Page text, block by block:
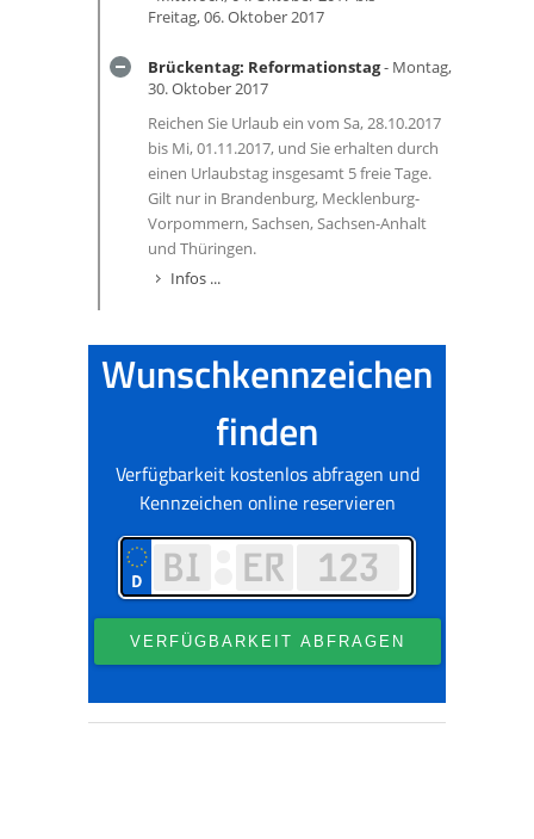
Freitag, 06. Oktober 2017
Brückentag: Reformationstag- Montag,
30. Oktober 2017
Reichen Sie Urlaub ein vom Sa, 28.10.2017
bis Mi, 01.11.2017, und Sie erhalten durch
einen Urlaubstag insgesamt 5 freie Tage.
Gilt nur in Brandenburg, Mecklenburg-
Vorpommern, Sachsen, Sachsen-Anhalt
und Thüringen.
Infos ...